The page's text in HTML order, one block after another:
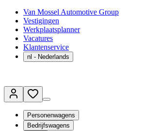
Van Mossel Automotive Group
Vestigingen
Werkplaatsplanner
Vacatures
Klantenservice
nl - Nederlands
Personenwagens
Bedrijfswagens